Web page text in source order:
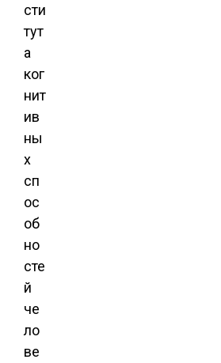
сти
тут
а
ког
нит
ив
ны
х
сп
ос
об
но
сте
й
че
ло
ве